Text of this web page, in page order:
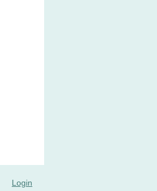
Login